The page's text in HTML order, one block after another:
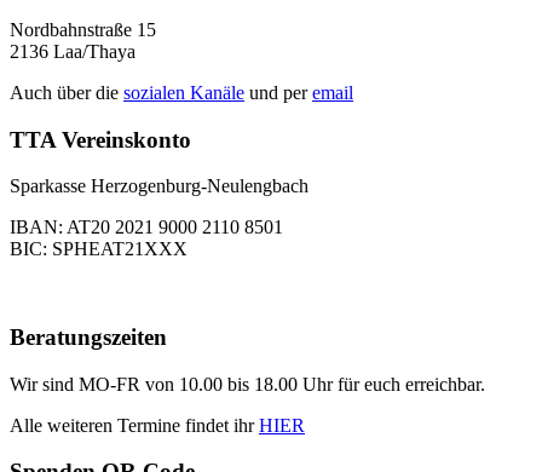
Nordbahnstraße 15
2136 Laa/Thaya
Auch über die sozialen Kanäle und peremail
TTA Vereinskonto
Sparkasse Herzogenburg-Neulengbach
IBAN: AT20 2021 9000 2110 8501
BIC: SPHEAT21XXX
Beratungszeiten
Wir sind MO-FR von 10.00 bis 18.00 Uhr für euch erreichbar.
Alle weiteren Termine findet ihrHIER